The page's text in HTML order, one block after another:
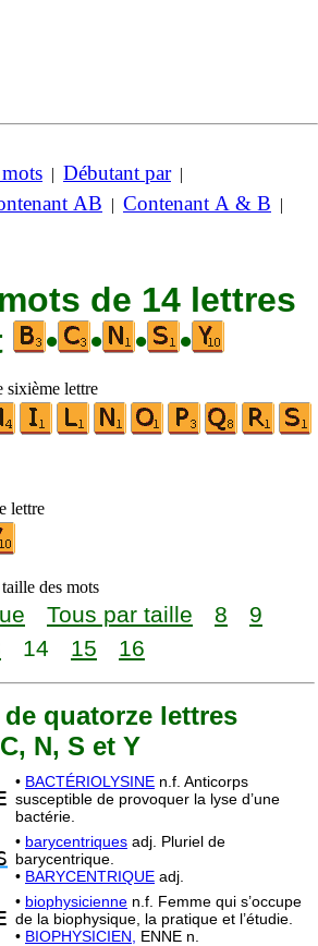
| Débutant par|
AB | Contenant A & B |
de 14 lettres
• • • •
sixième lettre
lettre
des mots
Tous par taille 8
9
14 15 16
quatorze lettres
N, S et Y
E
• BACTÉRIOLYSINE n.f. Anticorps
susceptible de provoquer la lyse d’une
bactérie.
• barycentriques adj. Pluriel de
barycentrique.
• BARYCENTRIQUE adj.
• biophysicienne n.f. Femme qui s’occupe
de la biophysique, la pratique et l’étudie.
• BIOPHYSICIEN, ENNE n.